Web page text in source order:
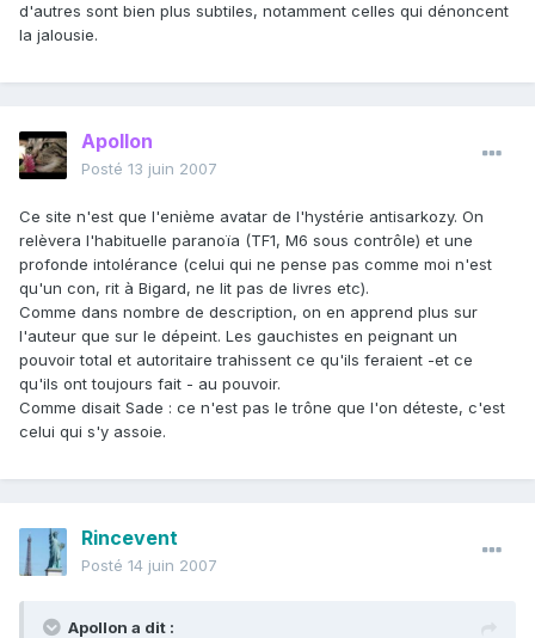
d'autres sont bien plus subtiles, notamment celles qui dénoncent
la jalousie.
Apollon
Posté 13 juin 2007
Ce site n'est que l'enième avatar de l'hystérie antisarkozy. On
relèvera l'habituelle paranoïa (TF1, M6 sous contrôle) et une
profonde intolérance (celui qui ne pense pas comme moi n'est
qu'un con, rit à Bigard, ne lit pas de livres etc).
Comme dans nombre de description, on en apprend plus sur
l'auteur que sur le dépeint. Les gauchistes en peignant un
pouvoir total et autoritaire trahissent ce qu'ils feraient -et ce
qu'ils ont toujours fait - au pouvoir.
Comme disait Sade : ce n'est pas le trône que l'on déteste, c'est
celui qui s'y assoie.
Rincevent
Posté 14 juin 2007
Apollon a dit :